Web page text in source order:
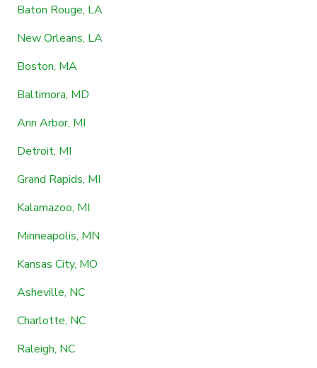
Baton Rouge, LA
New Orleans, LA
Boston, MA
Baltimora, MD
Ann Arbor, MI
Detroit, MI
Grand Rapids, MI
Kalamazoo, MI
Minneapolis, MN
Kansas City, MO
Asheville, NC
Charlotte, NC
Raleigh, NC